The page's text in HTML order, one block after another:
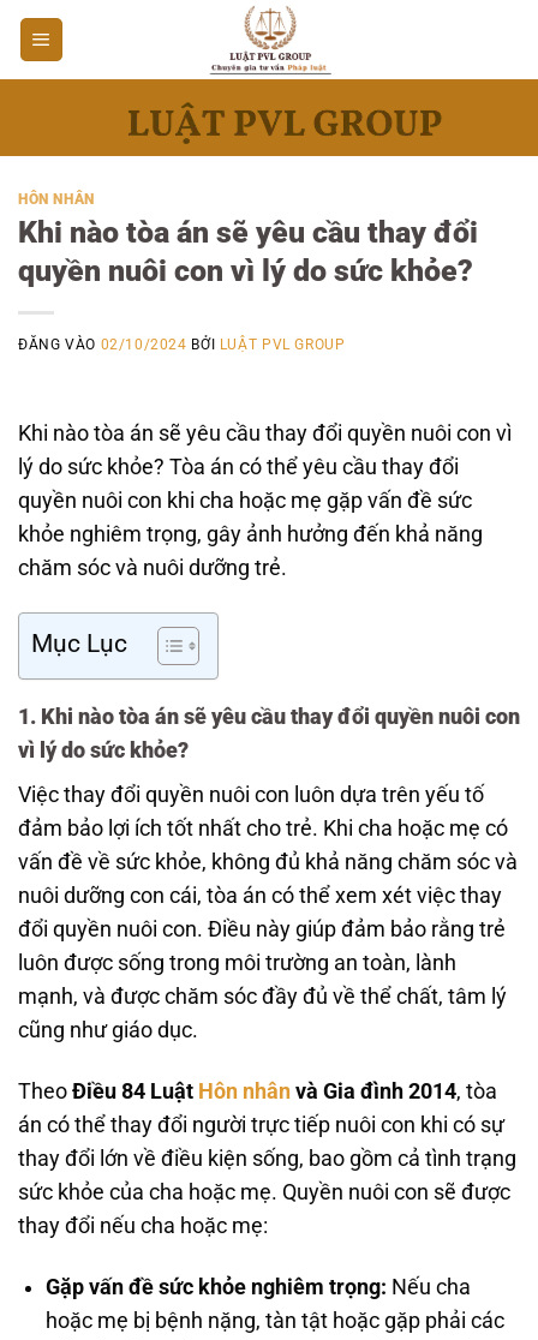
Bỏ
qua
nội
HÔN NHÂN
Khi nào tòa án sẽ yêu cầu thay đổi
quyền nuôi con vì lý do sức khỏe?
ĐĂNG VÀO 02/10/2024 BỞI LUẬT PVL GROUP
Khi nào tòa án sẽ yêu cầu thay đổi quyền nuôi con vì
lý do sức khỏe? Tòa án có thể yêu cầu thay đổi
quyền nuôi con khi cha hoặc mẹ gặp vấn đề sức
khỏe nghiêm trọng, gây ảnh hưởng đến khả năng
chăm sóc và nuôi dưỡng trẻ.
Mục Lục
1. Khi nào tòa án sẽ yêu cầu thay đổi quyền nuôi con
vì lý do sức khỏe?
Việc thay đổi quyền nuôi con luôn dựa trên yếu tố
đảm bảo lợi ích tốt nhất cho trẻ. Khi cha hoặc mẹ có
vấn đề về sức khỏe, không đủ khả năng chăm sóc và
nuôi dưỡng con cái, tòa án có thể xem xét việc thay
đổi quyền nuôi con. Điều này giúp đảm bảo rằng trẻ
luôn được sống trong môi trường an toàn, lành
mạnh, và được chăm sóc đầy đủ về thể chất, tâm lý
cũng như giáo dục.
Theo Điều 84 Luật Hôn nhân và Gia đình 2014, tòa
án có thể thay đổi người trực tiếp nuôi con khi có sự
thay đổi lớn về điều kiện sống, bao gồm cả tình trạng
sức khỏe của cha hoặc mẹ. Quyền nuôi con sẽ được
thay đổi nếu cha hoặc mẹ:
Gặp vấn đề sức khỏe nghiêm trọng: Nếu cha
hoặc mẹ bị bệnh nặng, tàn tật hoặc gặp phải các